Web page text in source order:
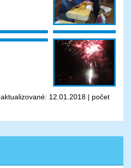
aktualizované: 12.01.2018 | počet